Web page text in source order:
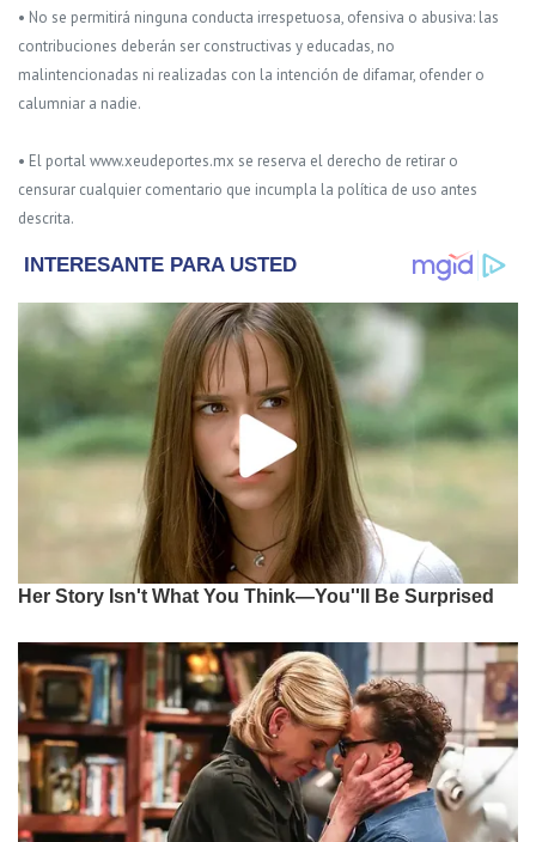
• No se permitirá ninguna conducta irrespetuosa, ofensiva o abusiva: las
contribuciones deberán ser constructivas y educadas, no
malintencionadas ni realizadas con la intención de difamar, ofender o
calumniar a nadie.
• El portal www.xeudeportes.mx se reserva el derecho de retirar o
censurar cualquier comentario que incumpla la política de uso antes
descrita.